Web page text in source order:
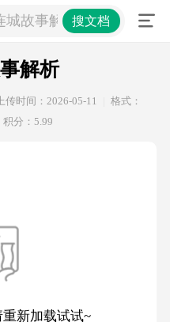
城故事解析搜文档
解析
上传时间：2026-05-11
格式：
积分：5.99
新加载试试~